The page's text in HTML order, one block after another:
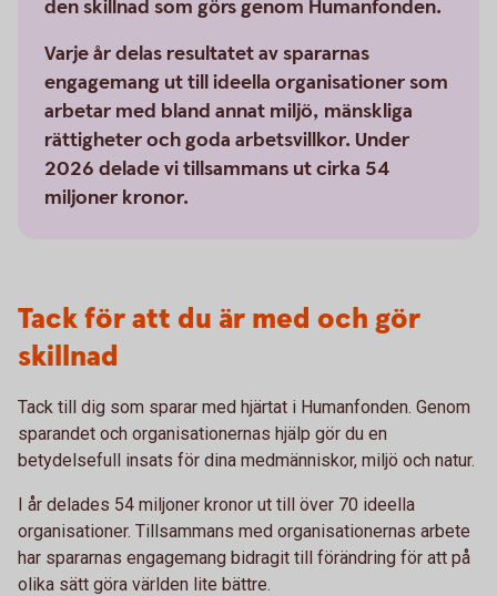
den skillnad som görs genom Humanfonden.
Varje år delas resultatet av spararnas
engagemang ut till ideella organisationer som
arbetar med bland annat miljö, mänskliga
rättigheter och goda arbetsvillkor. Under
2026 delade vi tillsammans ut cirka 54
miljoner kronor.
Tack för att du är med och gör
skillnad
Tack till dig som sparar med hjärtat i Humanfonden. Genom
sparandet och organisationernas hjälp gör du en
betydelsefull insats för dina medmänniskor, miljö och natur.
I år delades 54 miljoner kronor ut till över 70 ideella
organisationer. Tillsammans med organisationernas arbete
har spararnas engagemang bidragit till förändring för att på
olika sätt göra världen lite bättre.